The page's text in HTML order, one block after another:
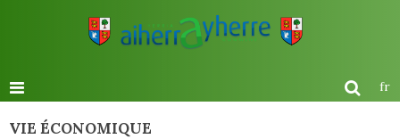
fr
VIE ÉCONOMIQUE